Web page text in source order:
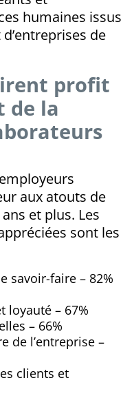
humaines issus
de
profit
de la
aux atouts de
et plus. Les
sont les
savoir-faire – 82%
loyauté – 67%
– 66%
de l’entreprise –
clients et